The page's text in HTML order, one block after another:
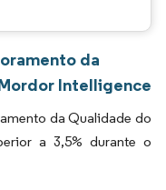
da
Intelligence
da Qualidade do
a 3,5% durante o